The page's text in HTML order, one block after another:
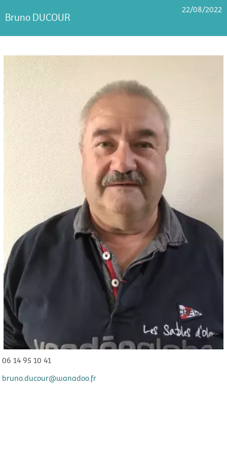
Bruno DUCOUR
22/08/2022
06 14 95 10 41
bruno.ducour@wanadoo.fr